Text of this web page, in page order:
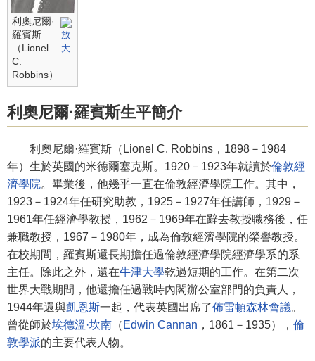
利奧尼爾·
羅賓斯
（Lionel
C.
Robbins）
利奧尼爾·羅賓斯生平簡介
利奧尼爾·羅賓斯（Lionel C. Robbins，1898－1984
年）生於英國的米德爾塞克斯。1920－1923年就讀於倫敦經
濟學院。畢業後，他幾乎一直在倫敦經濟學院工作。其中，
1923－1924年任研究助教，1925－1927年任講師，1929－
1961年任經濟學教授，1962－1969年在辭去教授職務後，任
兼職教授，1967－1980年，成為倫敦經濟學院的榮譽教授。
在校期間，羅賓斯還長期擔任過倫敦經濟學院經濟學系的系
主任。除此之外，還在牛津大學乾過短期的工作。在第二次
世界大戰期間，他還擔任過戰時內閣辦公室部門的負責人，
1944年還與凱恩斯一起，代表英國出席了佈雷頓森林會議。
曾從師於埃德溫·坎南 （ Edwin Cannan ，1861－1935）， 倫
敦學派的主要代表人物。